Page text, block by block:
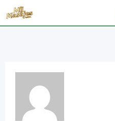
Saltar